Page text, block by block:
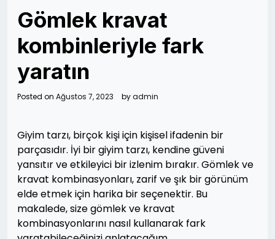
Gömlek kravat
kombinleriyle fark
yaratın
Posted on Ağustos 7, 2023 byadmin
Giyim tarzı, birçok kişi için kişisel ifadenin bir
parçasıdır. İyi bir giyim tarzı, kendine güveni
yansıtır ve etkileyici bir izlenim bırakır. Gömlek ve
kravat kombinasyonları, zarif ve şık bir görünüm
elde etmek için harika bir seçenektir. Bu
makalede, size gömlek ve kravat
kombinasyonlarını nasıl kullanarak fark